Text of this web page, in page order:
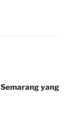
yang